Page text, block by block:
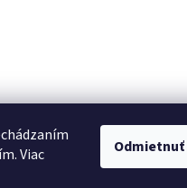
Viac
Odmietnuť